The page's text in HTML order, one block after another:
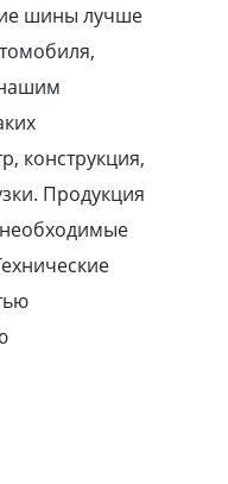
шины лучше
конструкция,
Продукция